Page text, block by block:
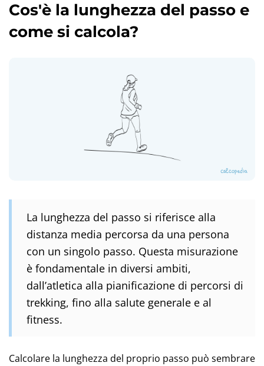
Cos'è la lunghezza del passo e
come si calcola?
La lunghezza del passo si riferisce alla
distanza media percorsa da una persona
con un singolo passo. Questa misurazione
è fondamentale in diversi ambiti,
dall’atletica alla pianificazione di percorsi di
trekking, fino alla salute generale e al
fitness.
Calcolare la lunghezza del proprio passo può sembrare